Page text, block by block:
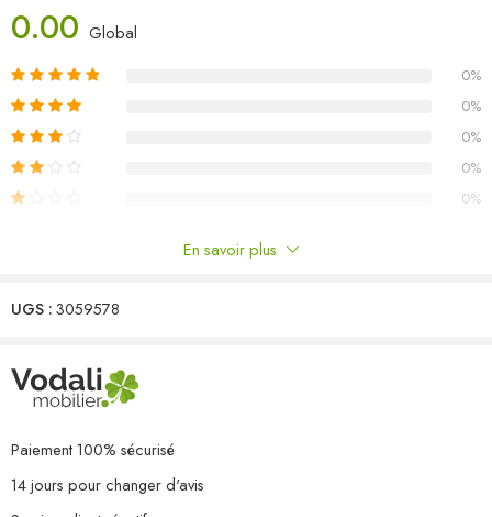
incurvés des chaises peuvent bien s’adapter à votre corps. Avec un
l’espace lorsqu’elles ne sont pas utilisées. Elles sont également
légères et faciles à déplacer. L’ensemble de meubles vous offre un
confort et une grande commodité pour passer du temps avec votre
famille et vos amis. De plus, cet ensemble est également facile à
nettoyer avec un chiffon humide.
Avec un trou de parasol
Dimensions de la chaise (pliée) : 108 x 46,5 x 12 cm (l x P x H)
Largeur du siège : 46,5 cm
Hauteur du siège à partir du sol : 46 cm
Chaises pliables pour un rangement et un transport facile
L’assemblage est requis
0.00 Global
0%
0%
0%
0%
0%
Il n'y a pas encore de critiques.
En savoir plus
UGS :3059578
Paiement 100% sécurisé
14 jours pour changer d'avis